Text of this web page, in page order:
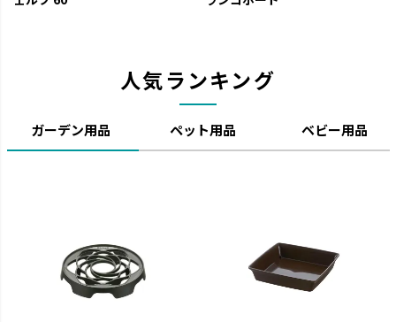
人気ランキング
ガーデン用品 ペット用品 ベビー用品